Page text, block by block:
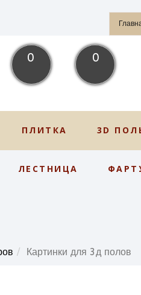
0 0
ПЛИТКА 3D
ЛЕСТНИЦА
Картинки для 3д полов